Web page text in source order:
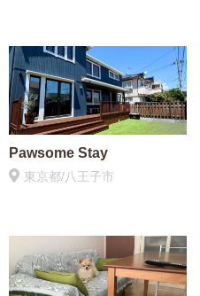
Pawsome Stay
東京都/八王子市